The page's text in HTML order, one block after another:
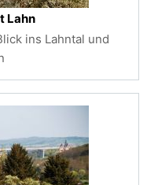
Lahn
ins Lahntal und